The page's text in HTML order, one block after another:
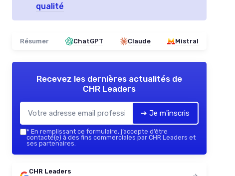
qualité
Résumer ChatGPT Claude Mistral
Recevez les dernières actualités de
CHR Leaders
➔ Je m'inscris
* En remplissant ce formulaire, j’accepte d’être
contacté(e) à des fins commerciales par CHR Leaders et
ses partenaires.
CHR Leaders